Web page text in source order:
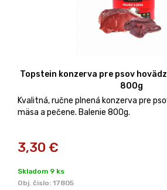
Topstein konzerva pre psov
800g
Kvalitná, ručne plnená konzerva pre
mäsa a pečene. Balenie 800g.
3,30 €
Skladom 9 ks
Obj. čislo: 17805